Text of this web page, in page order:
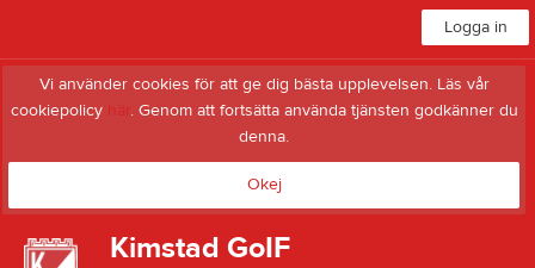
Logga in
Vi använder cookies för att ge dig bästa upplevelsen. Läs vår
cookiepolicy här. Genom att fortsätta använda tjänsten godkänner du
denna.
Okej
Kimstad GoIF